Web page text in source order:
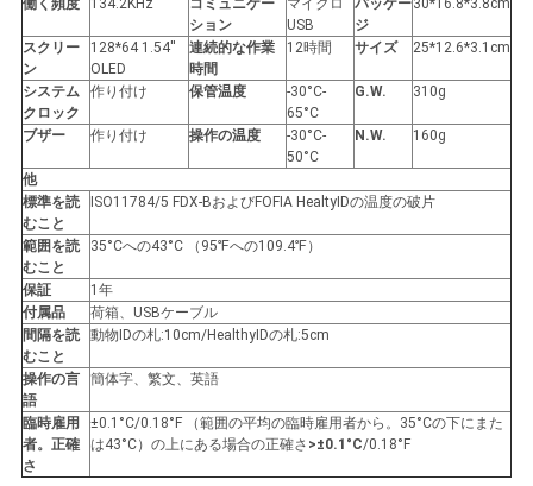
連
絡
し
な
さ
い
ニ
ュ
ー
働く頻度
134.2KHz
コミュニケー
ション
マイクロ
USB
パッケー
ジ
30*16.8*3.8cm
スクリー
ン
128*64 1.54''
OLED
連続的な作業
時間
12時間 サイズ 25*12.6*3.1cm
システム
クロック
作り付け 保管温度
-30°C-
65°C
G.W. 310g
ブザー 作り付け 操作の温度
-30°C-
50°C
N.W. 160g
他
標準を読
むこと
ISO11784/5 FDX-BおよびFOFIA HealtyIDの温度の破片
範囲を読
むこと
35°Cへの43°C （95℉への109.4℉）
保証
1年
付属品
荷箱、USBケーブル
間隔を読
むこと
動物IDの札:10cm/HealthyIDの札:5cm
操作の言
語
簡体字、繁文、英語
臨時雇用
者。正確
さ
±0.1°C/0.18°F （範囲の平均の臨時雇用者から。35°Cの下にまた
は43°C）の上にある場合の正確さ >±0.1°C/0.18°F